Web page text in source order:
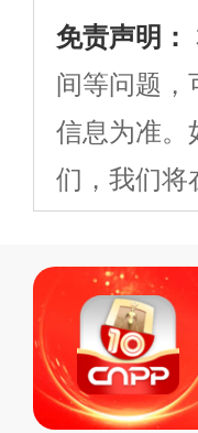
免责声明：
间等问题，
信息为准。
们，我们将
标、LOGO
复制、转
不代理、不
持投资购买